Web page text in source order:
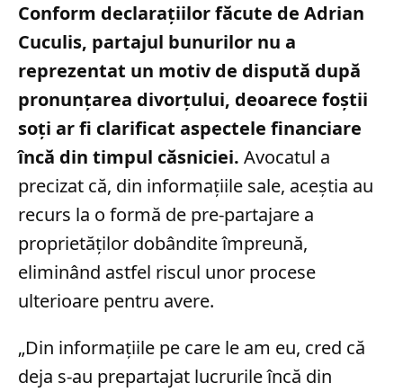
Conform declarațiilor făcute de Adrian
Cuculis, partajul bunurilor nu a
reprezentat un motiv de dispută după
pronunțarea divorțului, deoarece foștii
soți ar fi clarificat aspectele financiare
încă din timpul căsniciei. Avocatul a
precizat că, din informațiile sale, aceștia au
recurs la o formă de pre-partajare a
proprietăților dobândite împreună,
eliminând astfel riscul unor procese
ulterioare pentru avere.
„Din informațiile pe care le am eu, cred că
deja s-au prepartajat lucrurile încă din